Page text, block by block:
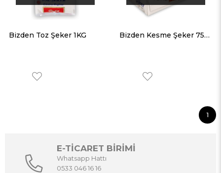
Bizden Toz Şeker 1KG Bizden Kesme Şeker 750gr
1
E-TİCARET BİRİMİ
Whatsapp Hattı
0533 046 16 16